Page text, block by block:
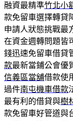
融資最精準竹北小
款免留車選擇轉貸
申請人狀態挑戰最
在資金週轉問題皆
錢迅速免留車借貸
款最新當鋪公會優
信義區當舖借款使
過件南屯機車借款
最有利的借貸與樹
款免留車好管道與